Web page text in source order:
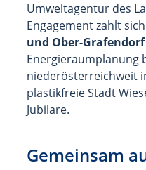
Umweltagentur des
Engagement zahlt
und Ober-Grafendorf
Energieraumplanung
niederösterreichweit
plastikfreie Stadt
Jubilare.
Gemeinsam